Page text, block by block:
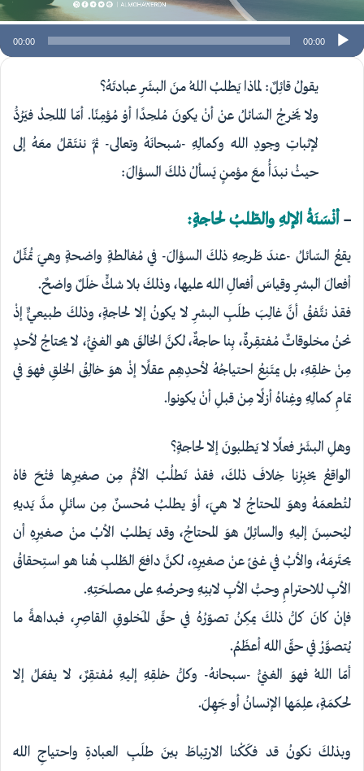
00:00
00:00
يقولُ قائِلٌ: لماذا يَطلبُ اللهُ منَ البشَرِ عبادتَهُ؟
ولا يَخرجُ السّائلُ عنْ أنْ يكونَ مُلحِدًا أوْ مُؤمِنًا. أمّا الملحِدُ فيَرُدُّ
لإثباتِ وجودِ اللهِ وكمالِهِ -سُبحانَهُ وتعالى- ثمَّ ننتَقلُ معَهُ إلى
حيثُ نبدَأُ معَ مؤمنٍ يَسألُ ذلكَ السؤالَ:
– أنْسَنَةُ الإلهِ والطّلبُ لحاجةٍ:
يقعُ السّائلُ -عندَ طَرحِهِ ذلكَ السؤالَ- في مُغالطةٍ واضحةٍ وهيَ تُمثِّلُ
أفعالَ البشرِ وقياسَ أفعالِ اللهِ عليها، وذلكَ بلا شكٍّ خلَلٌ واضحٌ.
فقدْ نتَّفقُ أنَّ غالِبَ طلَبِ البشرِ لا يكونُ إلا لحاجةٍ، وذلكَ طبيعيٌّ إذْ
نحنُ مخلوقاتٌ مُفتقِرةٌ، بِنا حاجةٌ، لكنَّ الخالقَ هو الغنيُّ، لا يحتاجُ لأحدٍ
مِنْ خلقِهِ، بل يمتَنِعُ احتياجُهُ لأحدِهِم عقلًا إذْ هوَ خالِقُ الخلقِ فهوَ في
تمامِ كمالِهِ وغِناهُ أزلًا مِنْ قبلِ أنْ يكونوا.
وهلِ البشَرُ فعلًا لا يَطلبونَ إلا لحاجةٍ؟
الواقعُ يخبِرُنا خِلافَ ذلكَ، فقدْ تَطلُبُ الأمُّ مِن صغيرِها فتْحَ فاهْ
لتُطعمَهُ وهوَ المحتاجُ لا هيَ، أوْ يطلبُ مُحسنٌ مِن سائلٍ مدَّ يَديهِ
ليُحسِنَ إليهِ والسائِلُ هوَ المحتاجُ، وقد يَطلبُ الأبُ منْ صغيرِهِ أن
يحتَرمَهُ، والأبُ في غنىً عنْ صغيرِهِ، لكنَّ دافعَ الطّلبِ هُنا هو استِحقاقُ
الأبِ للاحترامِ وحبُّ الأبِ لابنِهِ وحرصُهِ على مصلحَتِهِ.
فإنْ كانَ كلُّ ذلكَ يمكِنُ تصوّرُهُ في حقِّ المَخلوقِ القاصِرِ، فبداهةً ما
يُتصوَّرُ في حقِّ اللهِ أعظَمُ.
أمّا اللهُ فهوَ الغنيُّ -سبحانهُ- وكلُّ خلقِهِ إليهِ مُفتقِرٌ، لا يفعَلُ إلا
لحكمَةٍ، علِمَها الإنسانُ أو جَهِلَ.
وبذلكَ نكونُ قد فكَكْنا الارتِباطَ بينَ طلَبِ العبادةِ واحتياجِ اللهِ